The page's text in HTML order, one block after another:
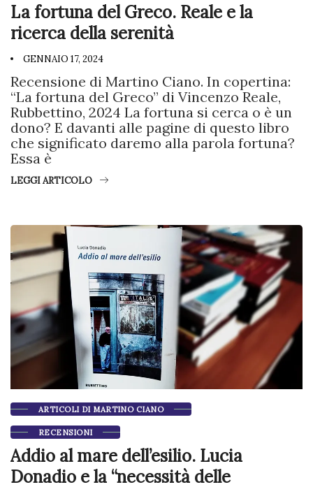
La fortuna del Greco. Reale e la
ricerca della serenità
GENNAIO 17, 2024
Recensione di Martino Ciano. In copertina:
“La fortuna del Greco” di Vincenzo Reale,
Rubbettino, 2024 La fortuna si cerca o è un
dono? E davanti alle pagine di questo libro
che significato daremo alla parola fortuna?
Essa è
LEGGI ARTICOLO
ARTICOLI DI MARTINO CIANO
RECENSIONI
Addio al mare dell’esilio. Lucia
Donadio e la “necessità delle